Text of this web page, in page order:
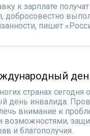
к зарплате
добросовестно
пишет
странах сегодня
день инвалида.
внимание к
возможностями,
и благополучия.